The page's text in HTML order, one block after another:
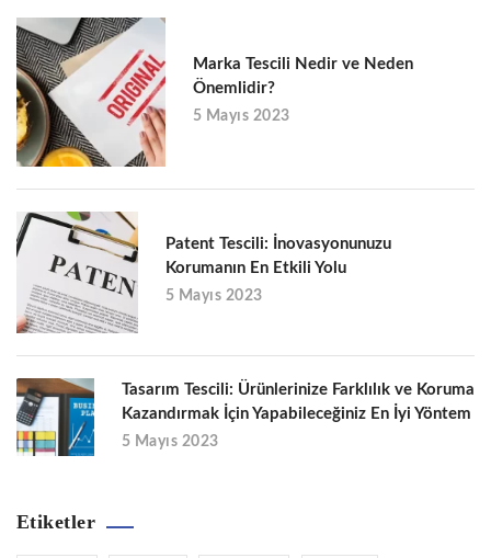
Marka Tescili Nedir ve Neden
Önemlidir?
5 Mayıs 2023
Patent Tescili: İnovasyonunuzu
Korumanın En Etkili Yolu
5 Mayıs 2023
Tasarım Tescili: Ürünlerinize Farklılık ve Koruma
Kazandırmak İçin Yapabileceğiniz En İyi Yöntem
5 Mayıs 2023
Etiketler